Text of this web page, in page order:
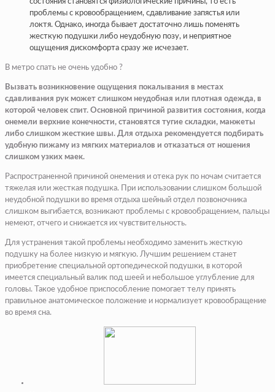
состояния становятся физиологические причины, то есть
проблемы с кровообращением, сдавливание запястья или
локтя. Однако, иногда бывает достаточно лишь поменять
жесткую подушки либо неудобную позу, и неприятное
ощущения дискомфорта сразу же исчезает.
В метро спать не очень удобно ?
Вызвать возникновение ощущения покалывания в местах
сдавливания рук может слишком неудобная или плотная одежда, в
которой человек спит. Основной причиной развития состояния, когда
онемели верхние конечности, становятся тугие складки, манжеты
либо слишком жесткие швы. Для отдыха рекомендуется подбирать
удобную пижаму из мягких материалов и отказаться от ношения
слишком узких маек.
Распространенной причиной онемения и отека рук по ночам считается
тяжелая или жесткая подушка. При использовании слишком большой
неудобной подушки во время отдыха шейный отдел позвоночника
слишком выгибается, возникают проблемы с кровообращением, пальцы
немеют, отчего и снижается их чувствительность.
Для устранения такой проблемы необходимо заменить жесткую
подушку на более низкую и мягкую. Лучшим решением станет
приобретение специальной ортопедической подушки, в которой
имеется специальный валик под шеей и небольшое углубление для
головы. Такое удобное приспособление помогает телу принять
правильное анатомическое положение и нормализует кровообращение
во время сна.